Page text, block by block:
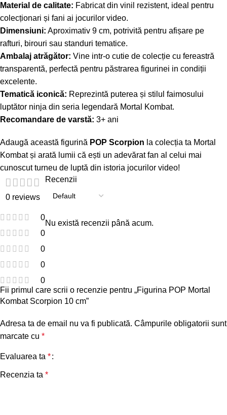
Material de calitate: Fabricat din vinil rezistent, ideal pentru
colecționari și fani ai jocurilor video.
Dimensiuni: Aproximativ 9 cm, potrivită pentru afișare pe
rafturi, birouri sau standuri tematice.
Ambalaj atrăgător: Vine intr-o cutie de colecție cu fereastră
transparentă, perfectă pentru păstrarea figurinei in condiții
excelente.
Tematică iconică: Reprezintă puterea și stilul faimosului
luptător ninja din seria legendară Mortal Kombat.
Recomandare de varstă: 3+ ani
Adaugă această figurină POP Scorpion la colecția ta Mortal
Kombat și arată lumii că ești un adevărat fan al celui mai
cunoscut turneu de luptă din istoria jocurilor video!
0 reviews
0
0
0
0
0
Recenzii
Nu există recenzii până acum.
Fii primul care scrii o recenzie pentru „Figurina POP Mortal
Kombat Scorpion 10 cm”
Adresa ta de email nu va fi publicată. Câmpurile obligatorii sunt
marcate cu *
Evaluarea ta *
Recenzia ta *